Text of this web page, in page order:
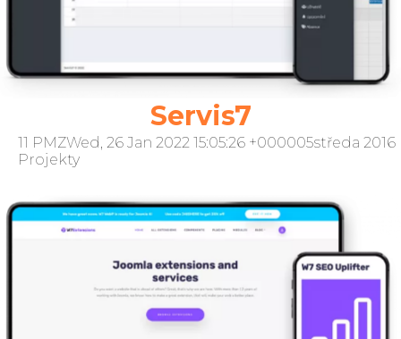
Servis7
11 PMZWed, 26 Jan 2022 15:05:26 +000005středa 2016
Projekty